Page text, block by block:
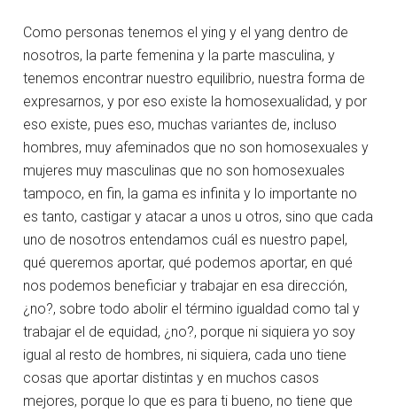
Como personas tenemos el ying y el yang dentro de
nosotros, la parte femenina y la parte masculina, y
tenemos encontrar nuestro equilibrio, nuestra forma de
expresarnos, y por eso existe la homosexualidad, y por
eso existe, pues eso, muchas variantes de, incluso
hombres, muy afeminados que no son homosexuales y
mujeres muy masculinas que no son homosexuales
tampoco, en fin, la gama es infinita y lo importante no
es tanto, castigar y atacar a unos u otros, sino que cada
uno de nosotros entendamos cuál es nuestro papel,
qué queremos aportar, qué podemos aportar, en qué
nos podemos beneficiar y trabajar en esa dirección,
¿no?, sobre todo abolir el término igualdad como tal y
trabajar el de equidad, ¿no?, porque ni siquiera yo soy
igual al resto de hombres, ni siquiera, cada uno tiene
cosas que aportar distintas y en muchos casos
mejores, porque lo que es para ti bueno, no tiene que